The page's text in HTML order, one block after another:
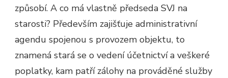
způsobí. A co má vlastně předseda SVJ na
starosti? Především zajišťuje administrativní
agendu spojenou s provozem objektu, to
znamená stará se o vedení účetnictví a veškeré
poplatky, kam patří zálohy na prováděné služby